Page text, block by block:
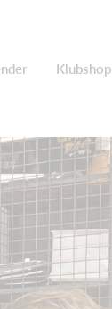
Klubshop